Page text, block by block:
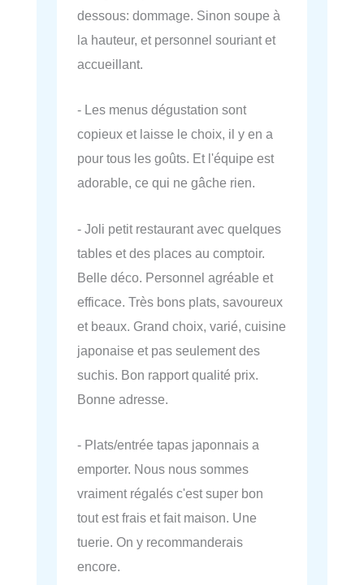
dessous: dommage. Sinon soupe à
la hauteur, et personnel souriant et
accueillant.
- Les menus dégustation sont
copieux et laisse le choix, il y en a
pour tous les goûts. Et l'équipe est
adorable, ce qui ne gâche rien.
- Joli petit restaurant avec quelques
tables et des places au comptoir.
Belle déco. Personnel agréable et
efficace. Très bons plats, savoureux
et beaux. Grand choix, varié, cuisine
japonaise et pas seulement des
suchis. Bon rapport qualité prix.
Bonne adresse.
- Plats/entrée tapas japonnais a
emporter. Nous nous sommes
vraiment régalés c'est super bon
tout est frais et fait maison. Une
tuerie. On y recommanderais
encore.